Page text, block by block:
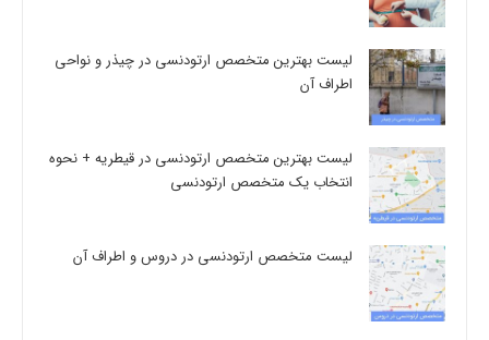
لیست بهترین متخصص ارتودنسی در چیذر و نواحی
اطراف آن
لیست بهترین متخصص ارتودنسی در قیطریه + نحوه
انتخاب یک متخصص ارتودنسی
لیست متخصص ارتودنسی در دروس و اطراف آن